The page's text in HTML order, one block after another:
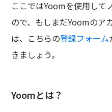
ここではYoomを使用して
ので、もしまだYoomのア
は、こちらの登録フォーム
きましょう。
Yoomとは？